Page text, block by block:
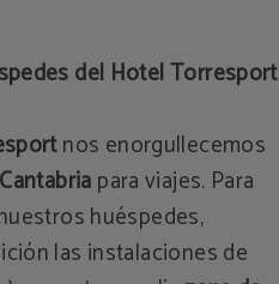
del Hotel Torresport
nos enorgullecemos
Cantabriapara viajes. Para
huéspedes,
las instalaciones de